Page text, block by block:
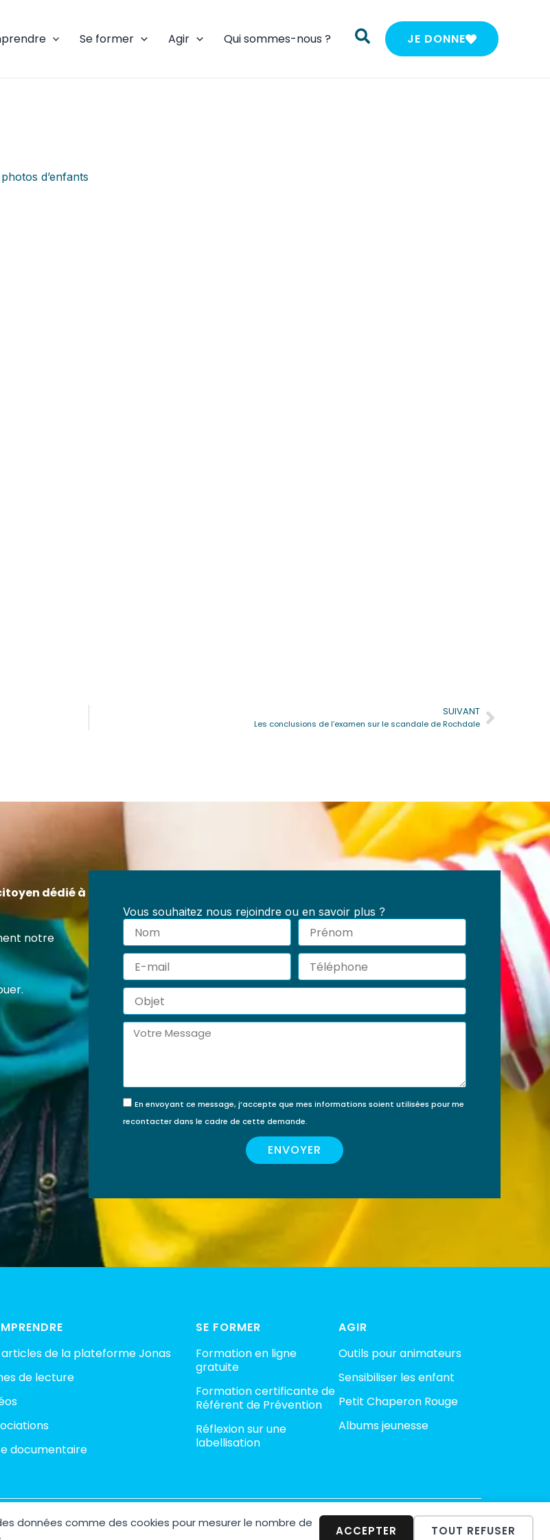
données comme des cookies pour mesurer le nombre de
ACCEPTER TOUT REFUSER
Se former Agir Qui sommes-nous ? JE DONNE
d’enfants
SUIVANT
Les conclusions de l’examen sur le scandale de Rochdale
dédié à
notre
Vous souhaitez nous rejoindre ou en savoir plus ?
Nom
Prénom
E-
mail
Téléphone
Objet
Message
En envoyant ce message, j’accepte que mes informations soient utilisées pour me
recontacter dans le cadre de cette demande.
ENVOYER
articles de la plateforme Jonas
de lecture
documentaire
SE FORMER
Formation en ligne
gratuite
Formation certificante de
Référent de Prévention
Réflexion sur une
labellisation
AGIR
Outils pour animateurs
Sensibiliser les enfant
Petit Chaperon Rouge
Albums jeunesse
Jonas – Espace Collaboratif contre la pédocriminalité
Prévention des Maltraitances
RS7202 – 100 % à distance
exercer un rôle clé dans la prévention des
de toute structure accueillant des mineurs :
collectivités, structures médico-sociales,
RS7202 vous permet d’acquérir
concrètes et reconnues pour agir efficacement
de l’enfance.
PAR MON
?
JE FINANCE MA
FORMATION MOI-
MÊME